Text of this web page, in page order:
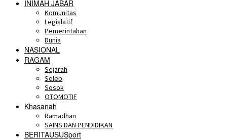
INIMAH JABAR
Komunitas
Legislatif
Pemerintahan
Dunia
NASIONAL
RAGAM
Sejarah
Seleb
Sosok
OTOMOTIF
Khasanah
Ramadhan
SAINS DAN PENDIDIKAN
BERITAUSUSport